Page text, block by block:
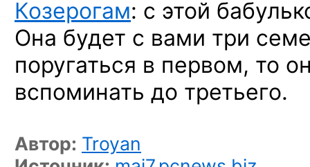
Козерогам: с этой
Она будет с вами три
поругаться в первом, то
вспоминать до третьего.
Автор: Troyan